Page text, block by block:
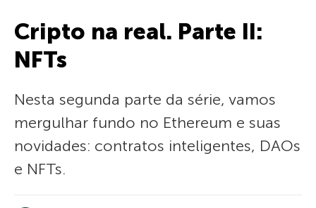
Cripto na real. Parte II:
NFTs
Nesta segunda parte da série, vamos
mergulhar fundo no Ethereum e suas
novidades: contratos inteligentes, DAOs
e NFTs.